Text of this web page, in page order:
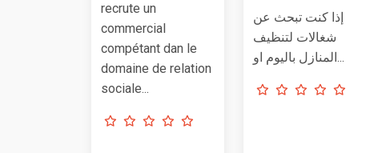
recrute un
commercial
compétant dan le
domaine de relation
sociale...
إذا كنت تبحث عن
شغالات لتنظيف
المنازل باليوم او...